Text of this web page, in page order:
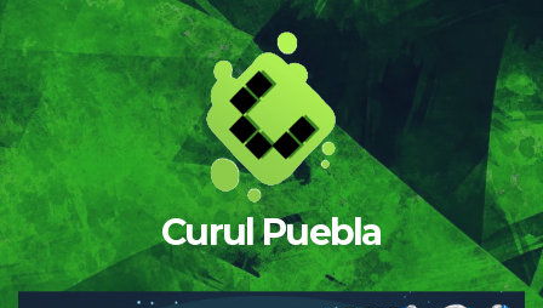
Saltar
al
contenido
Curul Puebla